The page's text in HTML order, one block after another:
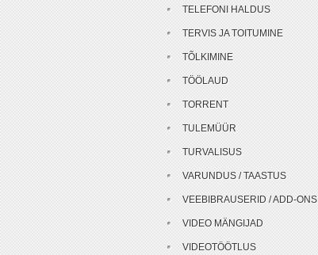
TELEFONI HALDUS
TERVIS JA TOITUMINE
TÕLKIMINE
TÖÖLAUD
TORRENT
TULEMÜÜR
TURVALISUS
VARUNDUS / TAASTUS
VEEBIBRAUSERID / ADD-ONS
VIDEO MÄNGIJAD
VIDEOTÖÖTLUS